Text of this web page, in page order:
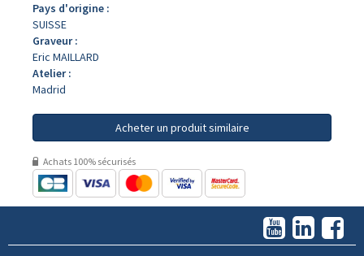
Pays d'origine :
SUISSE
Graveur :
Eric MAILLARD
Atelier :
Madrid
Acheter un produit similaire
Achats 100% sécurisés